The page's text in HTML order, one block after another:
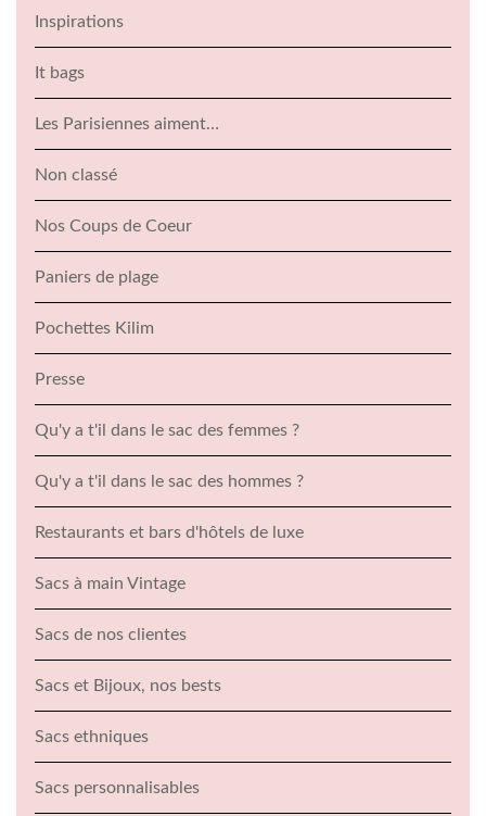
Inspirations
It bags
Les Parisiennes aiment…
Non classé
Nos Coups de Coeur
Paniers de plage
Pochettes Kilim
Presse
Qu'y a t'il dans le sac des femmes ?
Qu'y a t'il dans le sac des hommes ?
Restaurants et bars d'hôtels de luxe
Sacs à main Vintage
Sacs de nos clientes
Sacs et Bijoux, nos bests
Sacs ethniques
Sacs personnalisables